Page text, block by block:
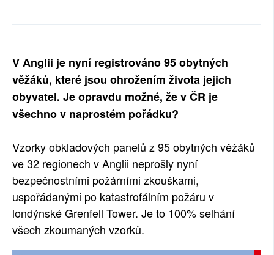
PLNÁ VERZE STRÁNEK
V Anglii je nyní registrováno 95 obytných
věžáků, které jsou ohrožením života jejich
obyvatel. Je opravdu možné, že v ČR je
všechno v naprostém pořádku?
Vzorky obkladových panelů z 95 obytných věžáků
ve 32 regionech v Anglii neprošly nyní
bezpečnostními požárními zkouškami,
uspořádanými po katastrofálním požáru v
londýnské Grenfell Tower. Je to 100% selhání
všech zkoumaných vzorků.